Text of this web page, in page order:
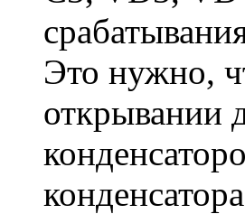
Это нужно,
открывании